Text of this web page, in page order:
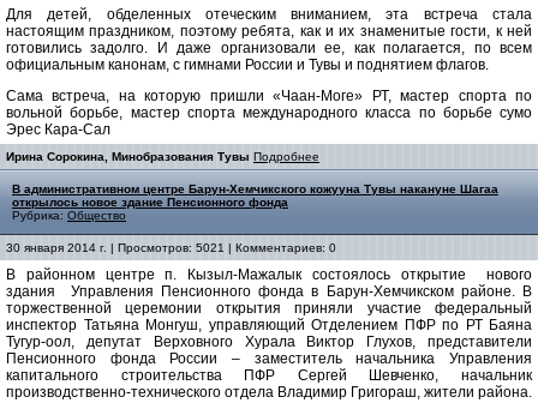
Для детей, обделенных отеческим вниманием, эта встреча стала
настоящим праздником, поэтому ребята, как и их знаменитые гости, к ней
готовились задолго. И даже организовали ее, как полагается, по всем
официальным канонам, с гимнами России и Тувы и поднятием флагов.
Сама встреча, на которую пришли «Чаан-Моге» РТ, мастер спорта по
вольной борьбе, мастер спорта международного класса по борьбе сумо
Эрес Кара-Сал
Ирина Сорокина, Минобразования Тувы Подробнее
В административном центре Барун-Хемчикского кожууна Тувы накануне Шагаа
открылось новое здание Пенсионного фонда
Рубрика: Общество
30 января 2014 г. | Просмотров: 5021 | Комментариев: 0
В районном центре п. Кызыл-Мажалык состоялось открытие нового
здания Управления Пенсионного фонда в Барун-Хемчикском районе. В
торжественной церемонии открытия приняли участие федеральный
инспектор Татьяна Монгуш, управляющий Отделением ПФР по РТ Баяна
Тугур-оол, депутат Верховного Хурала Виктор Глухов, представители
Пенсионного фонда России – заместитель начальника Управления
капитального строительства ПФР Сергей Шевченко, начальник
производственно-технического отдела Владимир Григораш, жители района.